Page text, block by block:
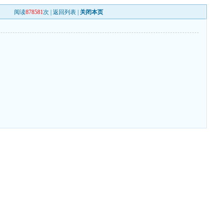
阅读878581次 |返回列表 关闭本页